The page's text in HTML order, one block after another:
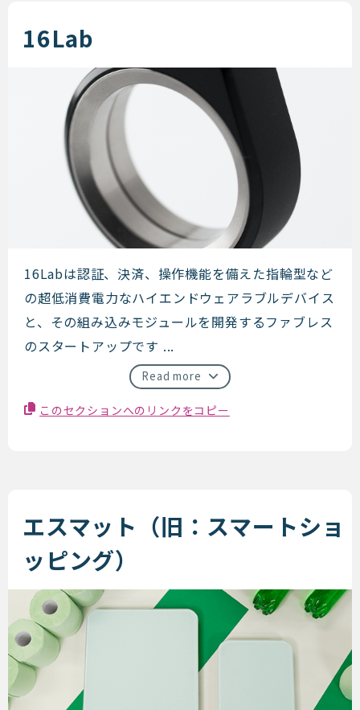
16Lab
16Lab
16Labは認証、決済、操作機能を備えた指輪型など
の超低消費電力なハイエンドウェアラブルデバイス
と、その組み込みモジュールを開発するファブレス
のスタートアップです ...
Read more
このセクションへのリンクをコピー
エスマット（旧：スマートショ
ッピング）